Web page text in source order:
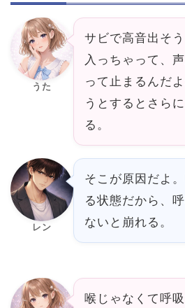
うた
サビで高音出そ
入っちゃって、
って止まるんだ
うとするとさら
る。
レン
そこが原因だよ
る状態だから、
ないと崩れる。
喉じゃなくて呼